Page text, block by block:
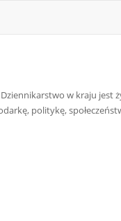
w kraju jest
politykę,